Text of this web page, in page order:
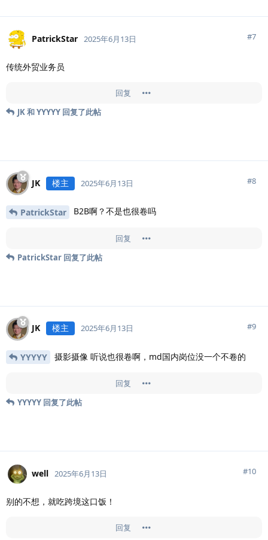
PatrickStar 2025年6月13日 #7
传统外贸业务员
回复
JK和YYYYY 回复了此帖
JK 楼主 2025年6月13日 #8
PatrickStar B2B啊？不是也很卷吗
回复
PatrickStar 回复了此帖
JK 楼主 2025年6月13日 #9
YYYYY 摄影摄像 听说也很卷啊，md国内岗位没一个不卷的
回复
YYYYY 回复了此帖
well 2025年6月13日 #10
别的不想，就吃跨境这口饭！
回复